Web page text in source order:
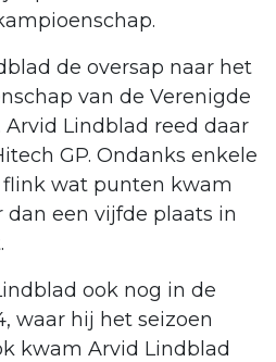
de oversap naar het
van de Verenigde
Arvid Lindblad reed daar
GP. Ondanks enkele
wat punten kwam
een vijfde plaats in
ook nog in de
waar hij het seizoen
kwam Arvid Lindblad